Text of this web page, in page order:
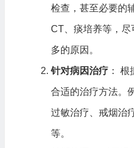
检查，甚至必要的
CT、痰培养等，尽
多的原因。
针对病因治疗： 根
合适的治疗方法。
过敏治疗、戒烟治
等。